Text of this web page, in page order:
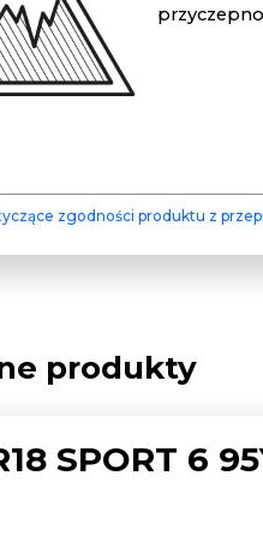
zgodności produktu z
produkty
SPORT 6